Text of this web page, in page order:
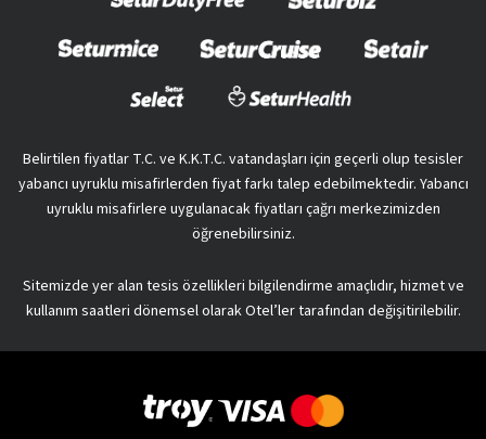
Belirtilen fiyatlar T.C. ve K.K.T.C. vatandaşları için geçerli olup tesisler
yabancı uyruklu misafirlerden fiyat farkı talep edebilmektedir. Yabancı
uyruklu misafirlere uygulanacak fiyatları çağrı merkezimizden
öğrenebilirsiniz.
Sitemizde yer alan tesis özellikleri bilgilendirme amaçlıdır, hizmet ve
kullanım saatleri dönemsel olarak Otel’ler tarafından değişitirilebilir.